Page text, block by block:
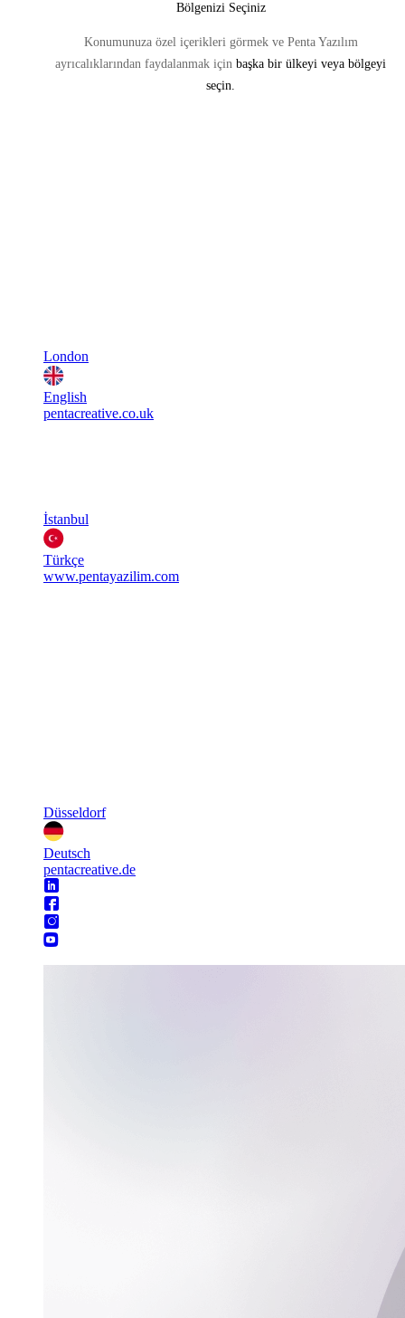
Bölgenizi Seçiniz
Konumunuza özel içerikleri görmek ve Penta Yazılım
ayrıcalıklarından faydalanmak için başka bir ülkeyi veya bölgeyi
seçin.
London
English
pentacreative.co.uk
İstanbul
Türkçe
www.pentayazilim.com
Düsseldorf
Deutsch
pentacreative.de